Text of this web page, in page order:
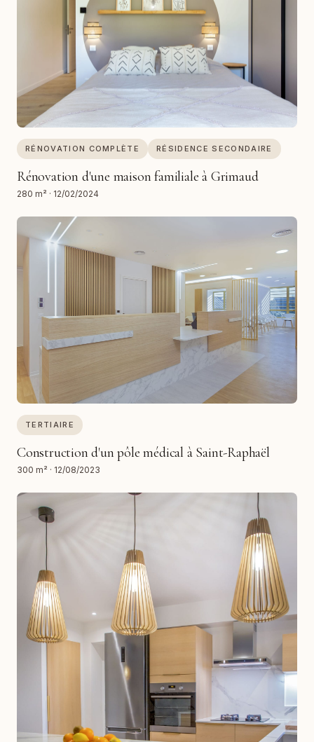
RÉNOVATION COMPLÈTE RÉSIDENCE SECONDAIRE
Rénovation d'une maison familiale à Grimaud
280 m² · 12/02/2024
TERTIAIRE
Construction d'un pôle médical à Saint-Raphaël
300 m² · 12/08/2023